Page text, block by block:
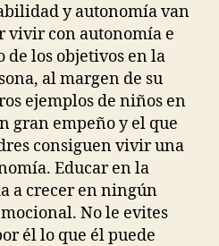
y autonomía van
vivir con autonomía e
los objetivos en la
al margen de su
ejemplos de niños en
gran empeño y el que
consiguen vivir una
Educar en la
a crecer en ningún
No le evites
él lo que él puede